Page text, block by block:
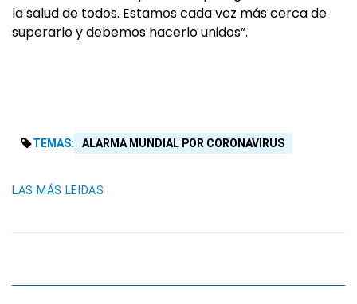
la salud de todos. Estamos cada vez más cerca de
superarlo y debemos hacerlo unidos”.
TEMAS: ALARMA MUNDIAL POR CORONAVIRUS
LAS MÁS LEIDAS